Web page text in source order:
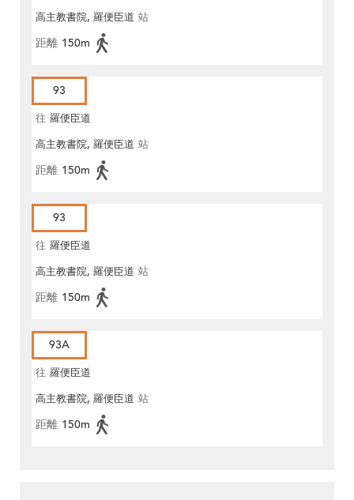
高主教書院, 羅便臣道 站
距離 150m
93
往 羅便臣道
高主教書院, 羅便臣道 站
距離 150m
93
往 羅便臣道
高主教書院, 羅便臣道 站
距離 150m
93A
往 羅便臣道
高主教書院, 羅便臣道 站
距離 150m